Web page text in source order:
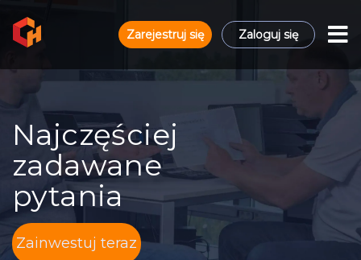
Zarejestruj się Zaloguj się
Najczęściej
zadawane
pytania
Zainwestuj teraz